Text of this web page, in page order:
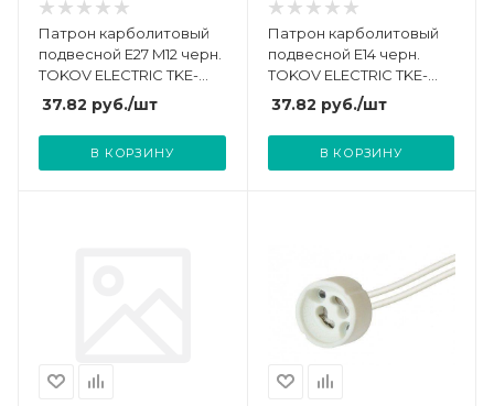
Патрон карболитовый
подвесной E27 M12 черн.
TOKOV ELECTRIC TKE-
C05-PKB-27-12
37.82 руб./шт
В КОРЗИНУ
Патрон карболитовый
подвесной E14 черн.
TOKOV ELECTRIC TKE-
C05-PKB-14
37.82 руб./шт
В КОРЗИНУ